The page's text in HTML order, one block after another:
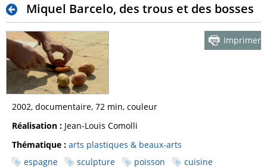
Miquel Barcelo, des trous et des bosses
Imprimer
2002, documentaire, 72 min, couleur
Réalisation : Jean-Louis Comolli
Thématique : arts plastiques & beaux-arts
espagne
sculpture poisson
cuisine